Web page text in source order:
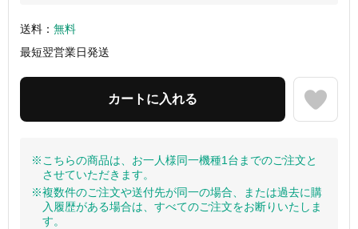
送料： 無料
最短翌営業日発送
※こちらの商品は、お一人様同一機種1台までのご注文と
させていただきます。
※複数件のご注文や送付先が同一の場合、または過去に購
入履歴がある場合は、すべてのご注文をお断りいたしま
す。